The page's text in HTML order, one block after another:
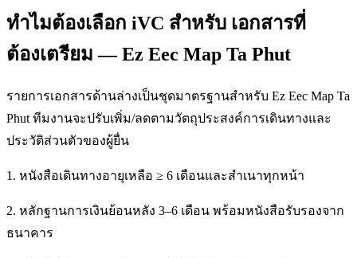
ทำไมต้องเลือก iVC สำหรับ เอกสารที่
ต้องเตรียม — Ez Eec Map Ta Phut
รายการเอกสารด้านล่างเป็นชุดมาตรฐานสำหรับ Ez Eec Map Ta
Phut ทีมงานจะปรับเพิ่ม/ลดตามวัตถุประสงค์การเดินทางและ
ประวัติส่วนตัวของผู้ยื่น
1. หนังสือเดินทางอายุเหลือ ≥ 6 เดือนและสำเนาทุกหน้า
2. หลักฐานการเงินย้อนหลัง 3–6 เดือน พร้อมหนังสือรับรองจาก
ธนาคาร